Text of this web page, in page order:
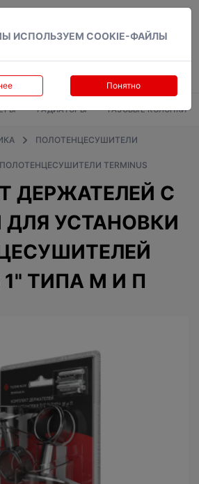
ИСПОЛЬЗУЕМ COOKIE-ФАЙЛЫ
Понятно
РАДИАТОРЫ ГАЗОВЫЕ КОЛОНКИ
ПОЛОТЕНЦЕСУШИТЕЛИ
TERMINUS
ДЕРЖАТЕЛЕЙ С
УСТАНОВКИ
1" ТИПА М И П